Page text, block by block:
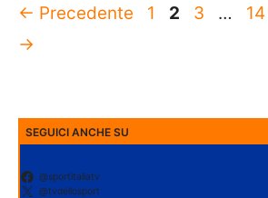
← Precedente Pagina
1 Pagina
2 Pagina
3 … 14
→
SEGUICI ANCHE SU
@sportitaliatv
@tvdellosport